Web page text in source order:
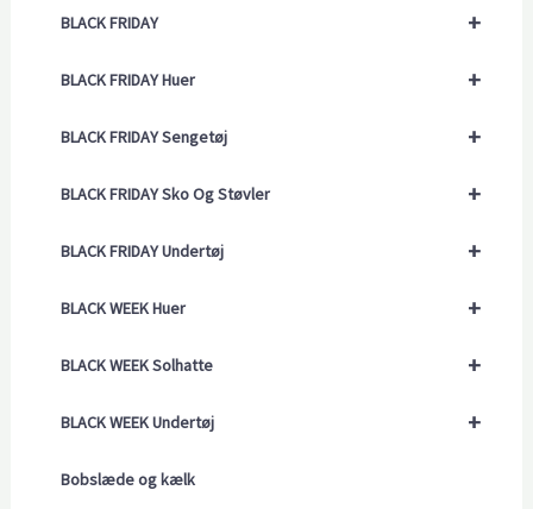
+
BLACK FRIDAY
+
BLACK FRIDAY Huer
+
BLACK FRIDAY Sengetøj
+
BLACK FRIDAY Sko Og Støvler
+
BLACK FRIDAY Undertøj
+
BLACK WEEK Huer
+
BLACK WEEK Solhatte
+
BLACK WEEK Undertøj
Bobslæde og kælk